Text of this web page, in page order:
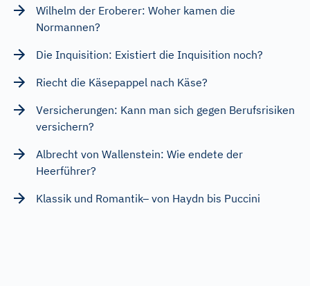
Wilhelm der Eroberer: Woher kamen die
Normannen?
Die Inquisition: Existiert die Inquisition noch?
Riecht die Käsepappel nach Käse?
Versicherungen: Kann man sich gegen Berufsrisiken
versichern?
Albrecht von Wallenstein: Wie endete der
Heerführer?
Klassik und Romantik– von Haydn bis Puccini